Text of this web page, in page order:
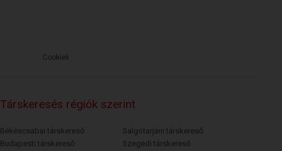
Cookiek
Társkeresés régiók szerint
Békéscsabai társkereső
Budapesti társkereső
Salgótarjáni társkereső
Szegedi társkereső